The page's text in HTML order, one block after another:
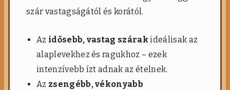
szár vastagságától és korától.
Az idősebb, vastag szárakideálisak az
alaplevekhez és ragukhoz – ezek
intenzívebb ízt adnak az ételnek.
Az zsengébb, vékonyabb